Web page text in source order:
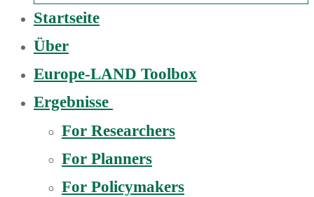
Startseite
Über
Europe-LAND Toolbox
Ergebnisse
For Researchers
For Planners
For Policymakers